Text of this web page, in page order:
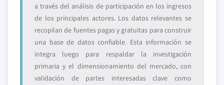
a través del análisis de participación en los ingresos
de los principales actores. Los datos relevantes se
recopilan de fuentes pagas y gratuitas para construir
una base de datos confiable. Esta información se
integra luego para respaldar la investigación
primaria y el dimensionamiento del mercado, con
validación de partes interesadas clave como